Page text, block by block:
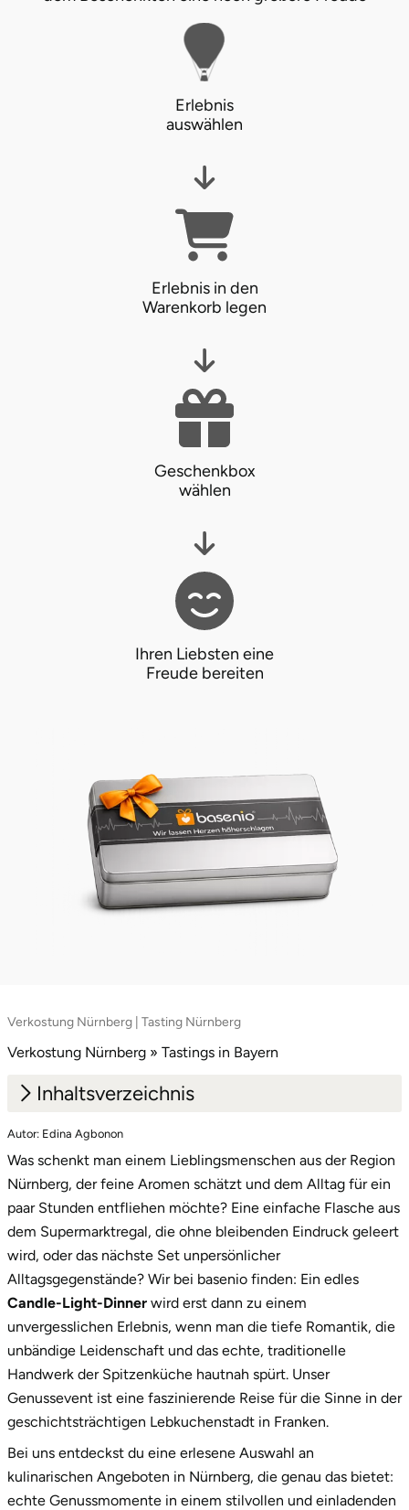
Erlebnis
auswählen
Erlebnis in den
Warenkorb legen
Geschenkbox
wählen
Ihren Liebsten eine
Freude bereiten
Verkostung Nürnberg | Tasting Nürnberg
Verkostung Nürnberg » Tastings in Bayern
Inhaltsverzeichnis
1. Edle Tropfen, köstliche Kreationen und das
Nürnberger Flair
2. Unsere Dinner-Vielfalt: Für jeden Geschmack
das passende Erlebnis
3. Ein Geschenk, das Eindruck macht: die
exklusive Box
4. Jetzt dein nächstes kulinarisches Abenteuer in
Nürnberg starten!
Autor: Edina Agbonon
Was schenkt man einem Lieblingsmenschen aus der Region
Nürnberg, der feine Aromen schätzt und dem Alltag für ein
paar Stunden entfliehen möchte? Eine einfache Flasche aus
dem Supermarktregal, die ohne bleibenden Eindruck geleert
wird, oder das nächste Set unpersönlicher
Alltagsgegenstände? Wir bei basenio finden: Ein edles
Candle-Light-Dinner wird erst dann zu einem
unvergesslichen Erlebnis, wenn man die tiefe Romantik, die
unbändige Leidenschaft und das echte, traditionelle
Handwerk der Spitzenküche hautnah spürt. Unser
Genussevent ist eine faszinierende Reise für die Sinne in der
geschichtsträchtigen Lebkuchenstadt in Franken.
Bei uns entdeckst du eine erlesene Auswahl an
kulinarischen Angeboten in Nürnberg, die genau das bietet:
echte Genussmomente in einem stilvollen und einladenden
Mecklenburgische Seenplatte
Mettingen
Mönchengladbach
München
Münster
Nagold
Neckarsulm
Nesselwang
Neumünster
Nidda